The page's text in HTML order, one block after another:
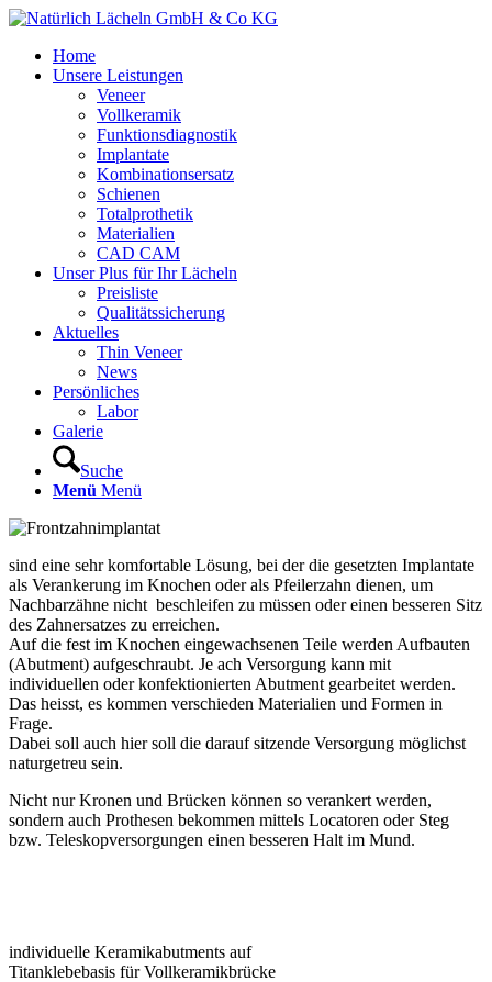
Home
Unsere Leistungen
Veneer
Vollkeramik
Funktionsdiagnostik
Implantate
Kombinationsersatz
Schienen
Totalprothetik
Materialien
CAD CAM
Unser Plus für Ihr Lächeln
Preisliste
Qualitätssicherung
Aktuelles
Thin Veneer
News
Persönliches
Labor
Galerie
Suche
Menü Menü
sind eine sehr komfortable Lösung, bei der die gesetzten Implantate
als Verankerung im Knochen oder als Pfeilerzahn dienen, um
Nachbarzähne nicht beschleifen zu müssen oder einen besseren Sitz
des Zahnersatzes zu erreichen.
Auf die fest im Knochen eingewachsenen Teile werden Aufbauten
(Abutment) aufgeschraubt. Je ach Versorgung kann mit
individuellen oder konfektionierten Abutment gearbeitet werden.
Das heisst, es kommen verschieden Materialien und Formen in
Frage.
Dabei soll auch hier soll die darauf sitzende Versorgung möglichst
naturgetreu sein.
Nicht nur Kronen und Brücken können so verankert werden,
sondern auch Prothesen bekommen mittels Locatoren oder Steg
bzw. Teleskopversorgungen einen besseren Halt im Mund.
individuelle Keramikabutments auf
Titanklebebasis für Vollkeramikbrücke